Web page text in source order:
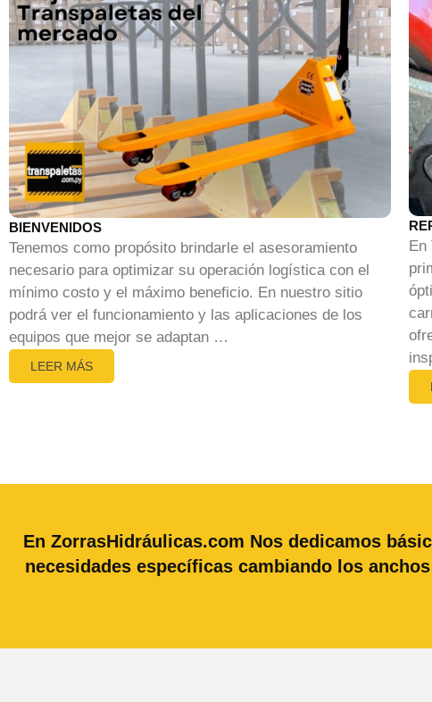
BIENVENIDOS
Tenemos como propósito brindarle el asesoramiento
necesario para optimizar su operación logística con el
mínimo costo y el máximo beneficio. En nuestro sitio
podrá ver el funcionamiento y las aplicaciones de los
equipos que mejor se adaptan …
LEER MÁS
En ZorrasHidráulicas.com Nos dedicamos
necesidades específicas cambiando los